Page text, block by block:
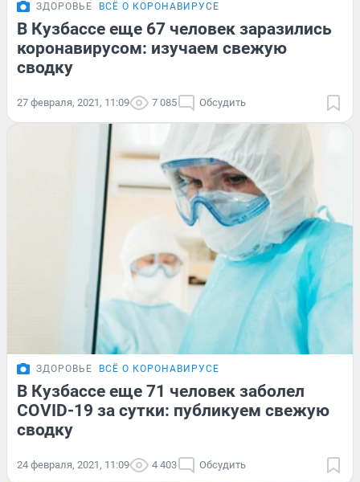
ЗДОРОВЬЕ ВСЁ О КОРОНАВИРУСЕ
В Кузбассе еще 67 человек заразились
коронавирусом: изучаем свежую
сводку
27 февраля, 2021, 11:09 7 085 Обсудить
ЗДОРОВЬЕ ВСЁ О КОРОНАВИРУСЕ
В Кузбассе еще 71 человек заболел
COVID-19 за сутки: публикуем свежую
сводку
24 февраля, 2021, 11:09 4 403 Обсудить